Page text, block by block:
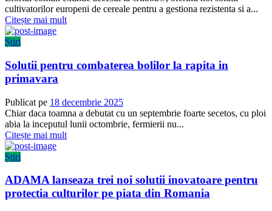
cultivatorilor europeni de cereale pentru a gestiona rezistenta si a...
Citește mai mult
Știri
Solutii pentru combaterea bolilor la rapita in
primavara
Publicat pe 18 decembrie 2025
Chiar daca toamna a debutat cu un septembrie foarte secetos, cu ploi
abia la inceputul lunii octombrie, fermierii nu...
Citește mai mult
Știri
ADAMA lanseaza trei noi solutii inovatoare pentru
protectia culturilor pe piata din Romania